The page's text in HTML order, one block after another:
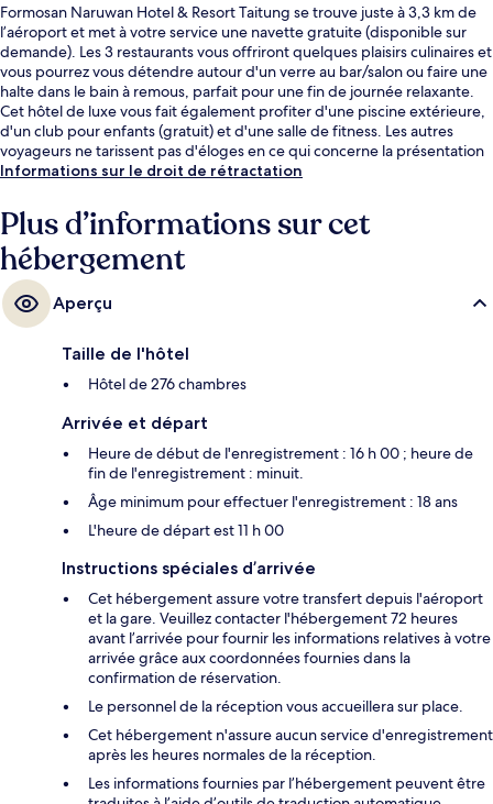
Formosan Naruwan Hotel & Resort Taitung se trouve juste à 3,3 km de
l’aéroport et met à votre service une navette gratuite (disponible sur
demande). Les 3 restaurants vous offriront quelques plaisirs culinaires et
vous pourrez vous détendre autour d'un verre au bar/salon ou faire une
halte dans le bain à remous, parfait pour une fin de journée relaxante.
Cet hôtel de luxe vous fait également profiter d'une piscine extérieure,
d'un club pour enfants (gratuit) et d'une salle de fitness. Les autres
voyageurs ne tarissent pas d'éloges en ce qui concerne la présentation
générale.
Informations sur le droit de rétractation
Plus d’informations sur cet
hébergement
Aperçu
Taille de l'hôtel
Hôtel de 276 chambres
Arrivée et départ
Heure de début de l'enregistrement : 16 h 00 ; heure de
fin de l'enregistrement : minuit.
Âge minimum pour effectuer l'enregistrement : 18 ans
L'heure de départ est 11 h 00
Instructions spéciales d’arrivée
Cet hébergement assure votre transfert depuis l'aéroport
et la gare. Veuillez contacter l'hébergement 72 heures
avant l’arrivée pour fournir les informations relatives à votre
arrivée grâce aux coordonnées fournies dans la
confirmation de réservation.
Le personnel de la réception vous accueillera sur place.
Cet hébergement n'assure aucun service d'enregistrement
après les heures normales de la réception.
Les informations fournies par l’hébergement peuvent être